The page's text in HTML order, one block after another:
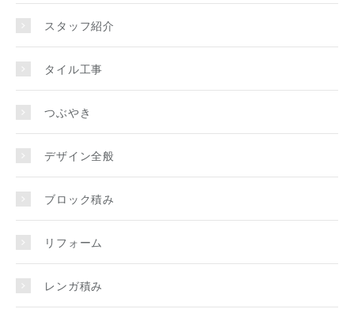
スタッフ紹介
タイル工事
つぶやき
デザイン全般
ブロック積み
リフォーム
レンガ積み